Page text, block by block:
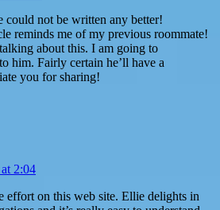
not be written any better!
reminds me of my previous roommate!
about this. I am going to
him. Fairly certain he’ll have a
you for sharing!
2:04
effort on this web site. Ellie delights in